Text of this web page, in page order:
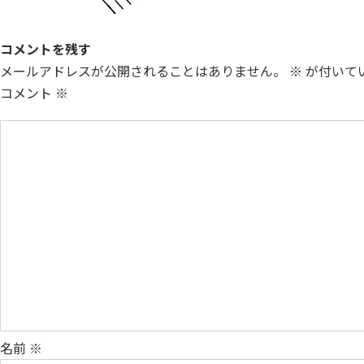
コメントを残す
メールアドレスが公開されることはありません。
※ が付いて
コメント ※
名前 ※